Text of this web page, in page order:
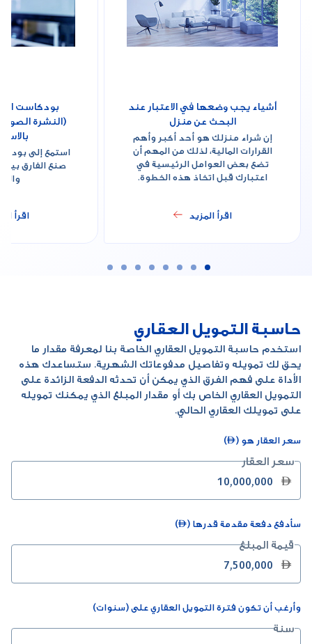
أشياء يجب وضعها في الاعتبار عند
البحث عن منزل
إن شراء منزلك هو أحد أكبر وأهم
القرارات المالية، لذلك من المهم أن
تضع بعض العوامل الرئيسية في
اعتبارك قبل اتخاذ هذه الخطوة.
اقرأ المزيد
بودكاست
(النشرة
استمع إلى
صنع الفارق بين
اقرأ
حاسبة التمويل العقاري
استخدم حاسبة التمويل العقاري الخاصة بنا لمعرفة مقدار ما
يحق لك تمويله وتفاصيل مدفوعاتك الشهرية. ستساعدك هذه
الأداة على فهم الفرق الذي يمكن أن تحدثه الدفعة الزائدة على
التمويل العقاري الخاص بك أو مقدار المبلغ الذي يمكنك تمويله
على تمويلك العقاري الحالي.
سعر العقار هو ()
سعر العقار

سأدفع دفعة مقدمة قدرها ()
قيمة المبلغ

وأرغب أن تكون فترة التمويل العقاري على (سنوات)
سنة